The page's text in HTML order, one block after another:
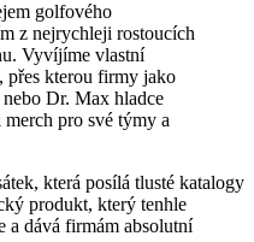
golfového
z nejrychleji rostoucích
Vyvíjíme vlastní
přes kterou firmy jako
Dr. Max hladce
pro své týmy a
která posílá tlusté katalogy
produkt, který tenhle
a dává firmám absolutní